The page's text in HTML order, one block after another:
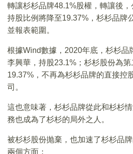
轉讓杉杉品牌48.1%股權，轉讓後
持股比例將降至19.37%，杉杉品牌
並報表範圍。
根據Wind數據，2020年底，杉杉品
李興華，持股23.1%；杉杉股份為
19.37%，不再為杉杉品牌的直接控
司。
這也意味著，杉杉品牌從此和杉杉
務也成為了杉杉的局外之人。
被杉杉股份抛棄，也加速了杉杉品
兩個方面：